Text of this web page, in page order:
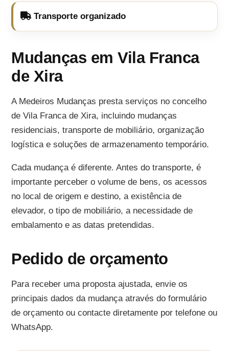
Transporte organizado
Mudanças em Vila Franca
de Xira
A Medeiros Mudanças presta serviços no concelho
de Vila Franca de Xira, incluindo mudanças
residenciais, transporte de mobiliário, organização
logística e soluções de armazenamento temporário.
Cada mudança é diferente. Antes do transporte, é
importante perceber o volume de bens, os acessos
no local de origem e destino, a existência de
elevador, o tipo de mobiliário, a necessidade de
embalamento e as datas pretendidas.
Pedido de orçamento
Para receber uma proposta ajustada, envie os
principais dados da mudança através do formulário
de orçamento ou contacte diretamente por telefone ou
WhatsApp.